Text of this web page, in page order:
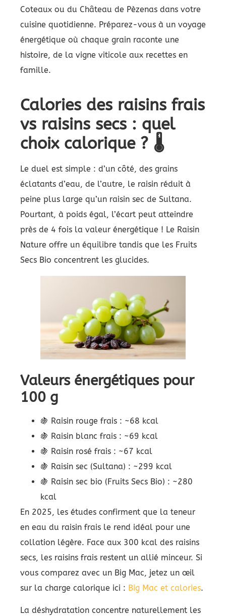
Coteaux ou du Château de Pèzenas dans votre
cuisine quotidienne. Préparez-vous à un voyage
énergétique où chaque grain raconte une
histoire, de la vigne viticole aux recettes en
famille.
Calories des raisins frais
vs raisins secs : quel
choix calorique ? 🌡️
Le duel est simple : d’un côté, des grains
éclatants d’eau, de l’autre, le raisin réduit à
peine plus large qu’un raisin sec de Sultana.
Pourtant, à poids égal, l’écart peut atteindre
près de 4 fois la valeur énergétique ! Le Raisin
Nature offre un équilibre tandis que les Fruits
Secs Bio concentrent les glucides.
Valeurs énergétiques pour
100 g
🍇 Raisin rouge frais : ~68 kcal
🍇 Raisin blanc frais : ~69 kcal
🍇 Raisin rosé frais : ~67 kcal
🍇 Raisin sec (Sultana) : ~299 kcal
🍇 Raisin sec bio (Fruits Secs Bio) : ~280
kcal
En 2025, les études confirment que la teneur
en eau du raisin frais le rend idéal pour une
collation légère. Face aux 300 kcal des raisins
secs, les raisins frais restent un allié minceur. Si
vous comparez avec un Big Mac, jetez un œil
sur la charge calorique ici : Big Mac et calories.
La déshydratation concentre naturellement les